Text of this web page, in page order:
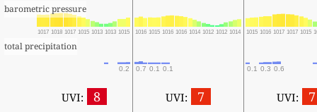
barometric pressure
1017 1018 1017 1015 1013 1013 1015 1016 1015 1016 1016 1014 1012 1012 1014 1015 1016 1017 1017 1015
total precipitation
0.2 0.7 0.1 0.1 0.1 0.3 0.6
UVI: 8 UVI: 7 UVI: 7